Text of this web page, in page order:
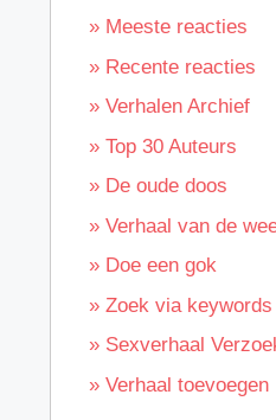
» Meeste reacties
» Recente reacties
» Verhalen Archief
» Top 30 Auteurs
» De oude doos
» Verhaal van de
» Doe een gok
» Zoek via keywords
» Sexverhaal
» Verhaal toevoegen